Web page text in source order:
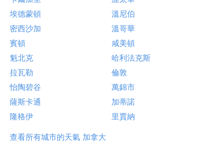
埃德蒙頓
溫尼伯
密西沙加
溫哥華
賓頓
咸美頓
魁北克
哈利法克斯
拉瓦勒
倫敦
怡陶碧谷
萬錦市
薩斯卡通
加蒂諾
隆格伊
里賈納
查看所有城市的天氣 加拿大